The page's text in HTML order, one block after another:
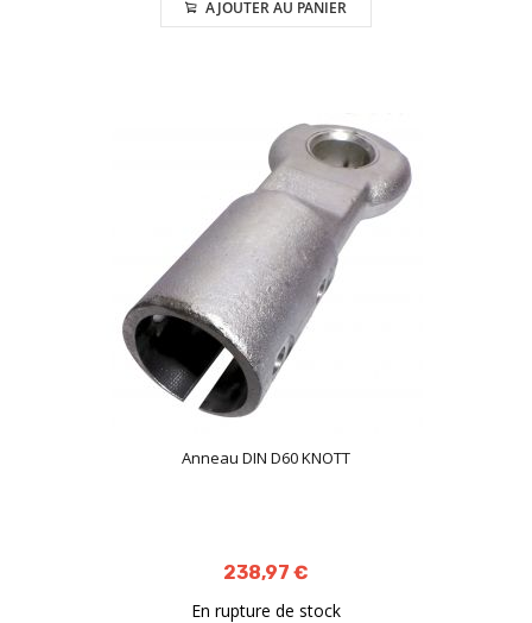
AJOUTER AU PANIER
Anneau DIN D60 KNOTT
238,97 €
En rupture de stock